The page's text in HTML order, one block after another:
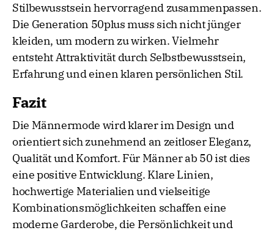
Stilbewusstsein hervorragend zusammenpassen.
Die Generation 50plus muss sich nicht jünger
kleiden, um modern zu wirken. Vielmehr
entsteht Attraktivität durch Selbstbewusstsein,
Erfahrung und einen klaren persönlichen Stil.
Fazit
Die Männermode wird klarer im Design und
orientiert sich zunehmend an zeitloser Eleganz,
Qualität und Komfort. Für Männer ab 50 ist dies
eine positive Entwicklung. Klare Linien,
hochwertige Materialien und vielseitige
Kombinationsmöglichkeiten schaffen eine
moderne Garderobe, die Persönlichkeit und